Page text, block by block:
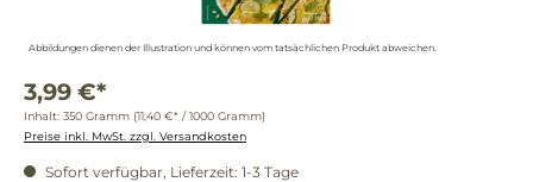
Abbildungen dienen der Illustration und können vom tatsächlichen Produkt abweichen.
3,99 €*
Inhalt: 350 Gramm (11,40 €* / 1000 Gramm)
Preise inkl. MwSt. zzgl. Versandkosten
Sofort verfügbar, Lieferzeit: 1-3 Tage